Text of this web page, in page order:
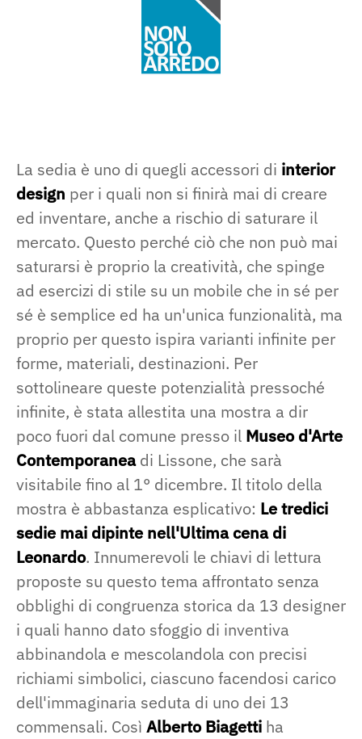
La sedia è uno di quegli accessori di interior
design per i quali non si finirà mai di creare
ed inventare, anche a rischio di saturare il
mercato. Questo perché ciò che non può mai
saturarsi è proprio la creatività, che spinge
ad esercizi di stile su un mobile che in sé per
sé è semplice ed ha un'unica funzionalità, ma
proprio per questo ispira varianti infinite per
forme, materiali, destinazioni. Per
sottolineare queste potenzialità pressoché
infinite, è stata allestita una mostra a dir
poco fuori dal comune presso il Museo d'Arte
Contemporaneadi Lissone, che sarà
visitabile fino al 1° dicembre. Il titolo della
mostra è abbastanza esplicativo: Le tredici
sedie mai dipinte nell'Ultima cena di
Leonardo. Innumerevoli le chiavi di lettura
proposte su questo tema affrontato senza
obblighi di congruenza storica da 13 designer
i quali hanno dato sfoggio di inventiva
abbinandola e mescolandola con precisi
richiami simbolici, ciascuno facendosi carico
dell'immaginaria seduta di uno dei 13
commensali. Così Alberto Biagetti ha